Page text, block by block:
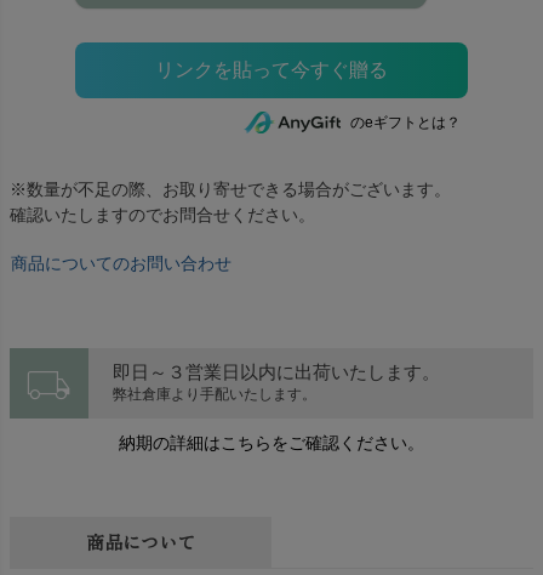
のeギフトとは？
※数量が不足の際、お取り寄せできる場合がございます。
確認いたしますのでお問合せください。
商品についてのお問い合わせ
local_shipping 即日～３営業日以内に出荷いたします。
弊社倉庫より手配いたします。
納期の詳細はこちらをご確認ください。
商品について